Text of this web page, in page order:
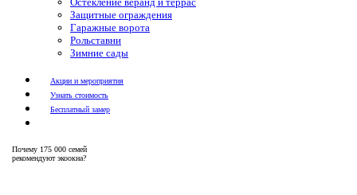
Защитные ограждения
Гаражные ворота
Рольставни
Зимние сады
Акции и мероприятия
Узнать стоимость
Бесплатный замер
Почему 175 000 семей
рекомендуют экоокна?